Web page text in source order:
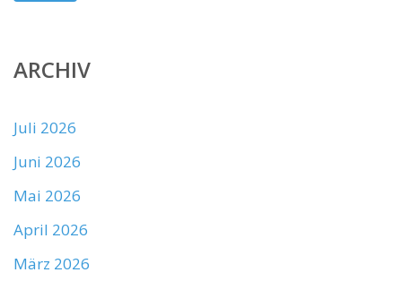
ARCHIV
Juli 2026
Juni 2026
Mai 2026
April 2026
März 2026